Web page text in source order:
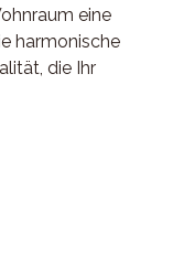
eine
harmonische
die Ihr
Füllung furniert,
DE